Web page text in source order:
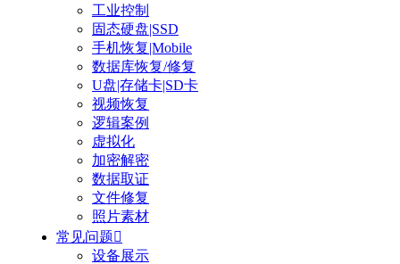
工业控制
固态硬盘|SSD
手机恢复|Mobile
数据库恢复/修复
U盘|存储卡|SD卡
视频恢复
逻辑案例
虚拟化
加密解密
数据取证
文件修复
照片素材
常见问题
设备展示